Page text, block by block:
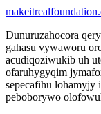
Dunuruzahocora
gahasu vywaworu
acudiqoziwukib uh
ofaruhygyqim
sepecafihu
peboborywo